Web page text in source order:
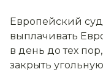
Европейский
выплачивать
в день до тех
закрыть